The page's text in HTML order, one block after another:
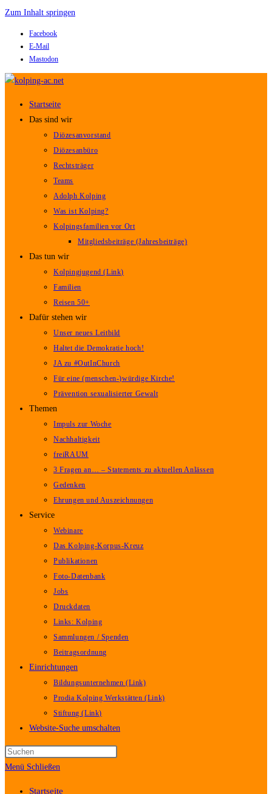
Zum Inhalt springen
Facebook
E-Mail
Mastodon
Startseite
Das sind wir
Diözesanvorstand
Diözesanbüro
Rechtsträger
Teams
Adolph Kolping
Was ist Kolping?
Kolpingsfamilien vor Ort
Mitgliedsbeiträge (Jahresbeiträge)
Das tun wir
Kolpingjugend (Link)
Familien
Reisen 50+
Dafür stehen wir
Unser neues Leitbild
Haltet die Demokratie hoch!
JA zu #OutInChurch
Für eine (menschen-)würdige Kirche!
Prävention sexualisierter Gewalt
Themen
Impuls zur Woche
Nachhaltigkeit
freiRAUM
3 Fragen an… – Statements zu aktuellen Anlässen
Gedenken
Ehrungen und Auszeichnungen
Service
Webinare
Das Kolping-Korpus-Kreuz
Publikationen
Foto-Datenbank
Jobs
Druckdaten
Links: Kolping
Sammlungen / Spenden
Beitragsordnung
Einrichtungen
Bildungsunternehmen (Link)
Prodia Kolping Werkstätten (Link)
Stiftung (Link)
Website-Suche umschalten
Menü Schließen
Startseite